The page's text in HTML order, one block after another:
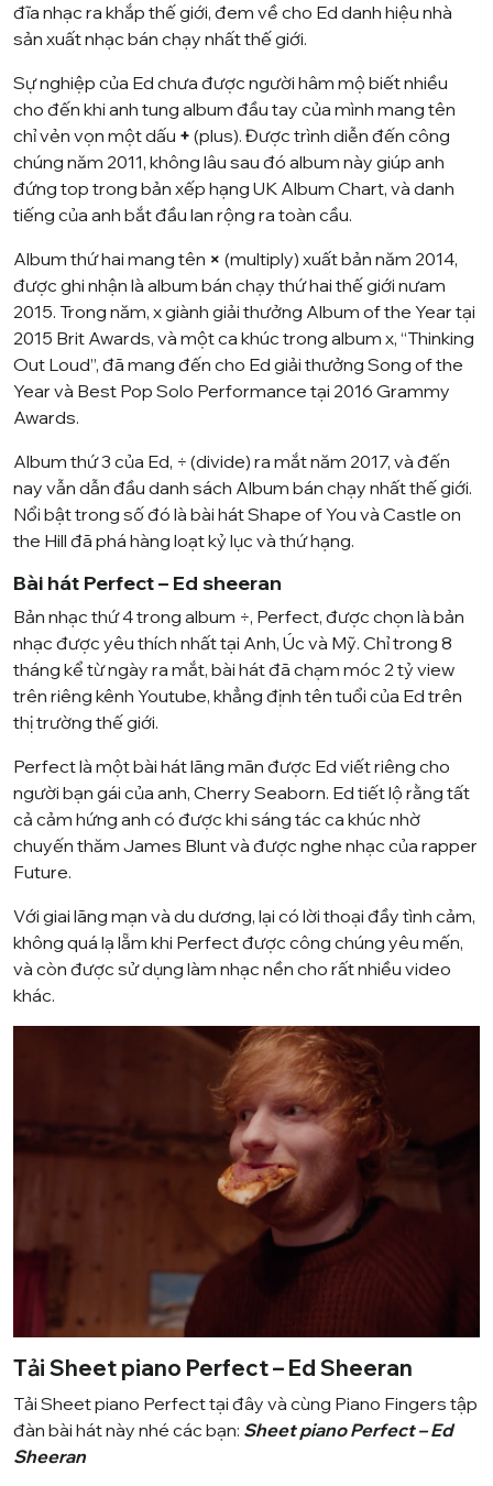
đĩa nhạc ra khắp thế giới, đem về cho Ed danh hiệu nhà
sản xuất nhạc bán chạy nhất thế giới.
Sự nghiệp của Ed chưa được người hâm mộ biết nhiều
cho đến khi anh tung album đầu tay của mình mang tên
chỉ vẻn vọn một dấu + (plus). Được trình diễn đến công
chúng năm 2011, không lâu sau đó album này giúp anh
đứng top trong bản xếp hạng UK Album Chart, và danh
tiếng của anh bắt đầu lan rộng ra toàn cầu.
Album thứ hai mang tên × (multiply) xuất bản năm 2014,
được ghi nhận là album bán chạy thứ hai thế giới nưam
2015. Trong năm, x giành giải thưởng Album of the Year tại
2015 Brit Awards, và một ca khúc trong album x, “Thinking
Out Loud”, đã mang đến cho Ed giải thưởng Song of the
Year và Best Pop Solo Performance tại 2016 Grammy
Awards.
Album thứ 3 của Ed, ÷ (divide) ra mắt năm 2017, và đến
nay vẫn dẫn đầu danh sách Album bán chạy nhất thế giới.
Nổi bật trong số đó là bài hát Shape of You và Castle on
the Hill đã phá hàng loạt kỷ lục và thứ hạng.
Bài hát Perfect – Ed sheeran
Bản nhạc thứ 4 trong album ÷, Perfect, được chọn là bản
nhạc được yêu thích nhất tại Anh, Úc và Mỹ. Chỉ trong 8
tháng kể từ ngày ra mắt, bài hát đã chạm móc 2 tỷ view
trên riêng kênh Youtube, khẳng định tên tuổi của Ed trên
thị trường thế giới.
Perfect là một bài hát lãng mãn được Ed viết riêng cho
người bạn gái của anh, Cherry Seaborn. Ed tiết lộ rằng tất
cả cảm hứng anh có được khi sáng tác ca khúc nhờ
chuyến thăm James Bluntvà được nghe nhạc của rapper
Future.
Với giai lãng mạn và du dương, lại có lời thoại đầy tình cảm,
không quá lạ lẵm khi Perfect được công chúng yêu mến,
và còn được sử dụng làm nhạc nền cho rất nhiều video
khác.
Tải Sheet piano Perfect – Ed Sheeran
Tải Sheet piano Perfect tại đây và cùng Piano Fingers tập
đàn bài hát này nhé các bạn: Sheet piano Perfect – Ed
Sheeran